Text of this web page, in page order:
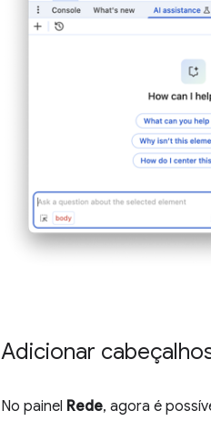
Adicionar
No painel Rede, agora é